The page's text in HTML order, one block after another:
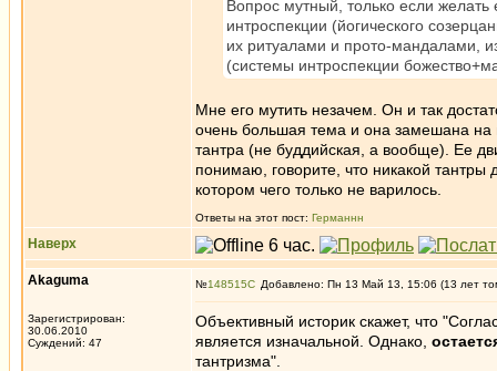
Вопрос мутный, только если
интроспекции (йогического
их ритуалами и прото-мандалами,
(системы интроспекции
Мне его мутить незачем. Он и так
очень большая тема и она замешана на
тантра (не буддийская, а вообще). Ее
понимаю, говорите, что никакой
котором чего только не варилось.
Ответы на этот пост: Германнн
Наверх
Akaguma
Зарегистрирован:
30.06.2010
Суждений: 47
№148515 Добавлено: Пн 13 Май 13, 15:06 (13 лет
Объективный историк скажет, что
является изначальной. Однако,
тантризма".